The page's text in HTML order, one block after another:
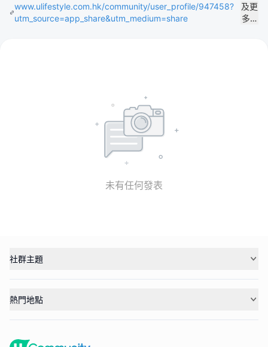
www.ulifestyle.com.hk/community/user_profile/947458?
utm_source=app_share&utm_medium=share
及更
多…
未有任何發表
社群主題
熱門地點